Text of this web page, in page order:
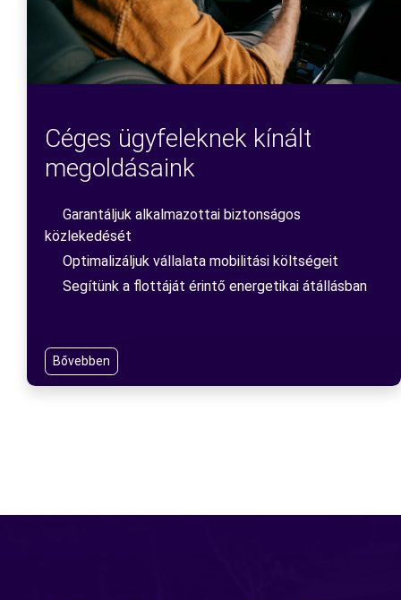
Céges ügyfeleknek kínált
megoldásaink
Garantáljuk alkalmazottai biztonságos
közlekedését
Optimalizáljuk vállalata mobilitási költségeit
Segítünk a flottáját érintő energetikai átállásban
Bővebben